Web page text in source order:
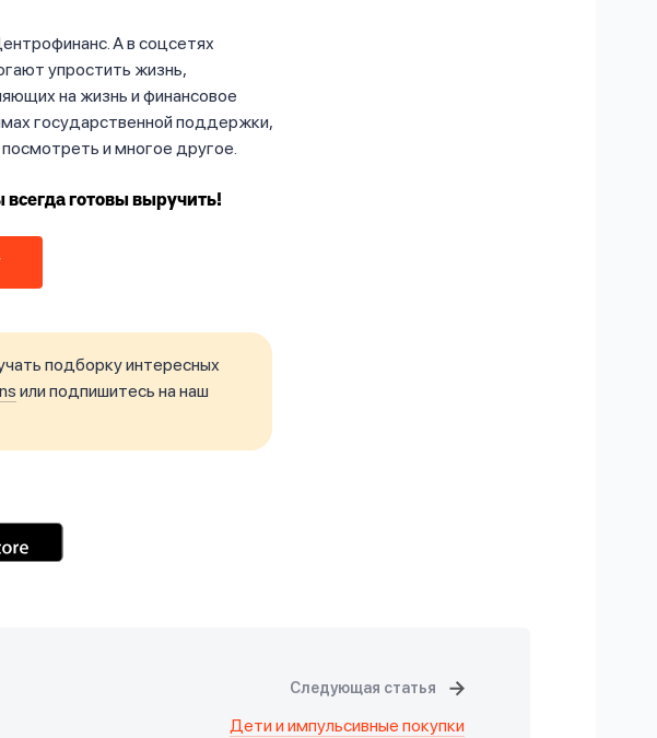
А в соцсетях
упростить жизнь,
на жизнь и финансовое
государственной поддержки,
и многое другое.
готовы выручить!
подборку интересных
или подпишитесь на наш
Следующая статья
Дети и импульсивные покупки